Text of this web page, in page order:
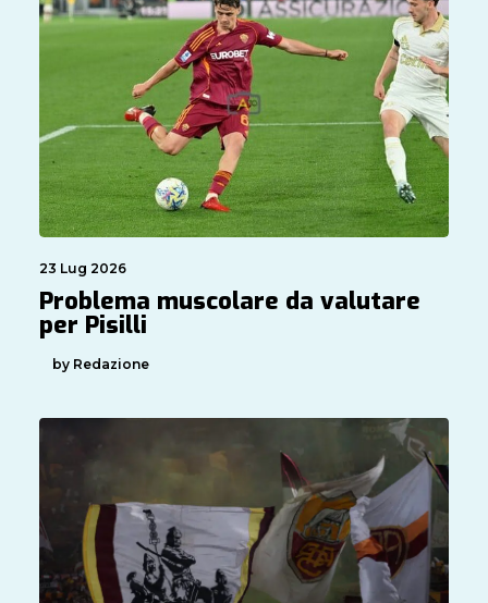
23 Lug 2026
Problema muscolare da valutare
per Pisilli
by Redazione